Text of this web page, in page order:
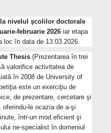
nivelul şcolilor doctorale
februarie 2026 iar etapa
loc în data de 13.03.2026.
Thesis (Prezentarea în trei
valorifice activitatea de
în 2008 de University of
este un exerciţiu de
de prezentare, cercetare şi
le ocazia de a-şi
într-un mod eficient şi
ne-specialist în domeniul